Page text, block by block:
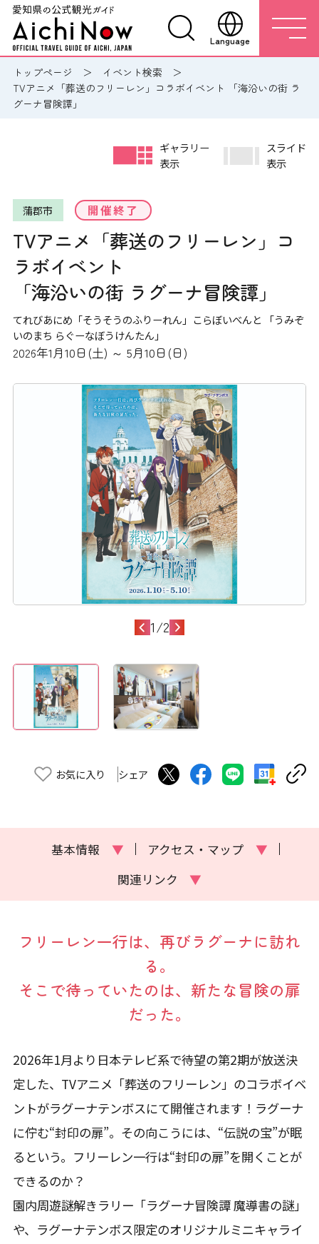
Language
トップページ
イベント検索
TVアニメ「葬送のフリーレン」コラボイベント 「海沿いの街 ラ
グーナ冒険譚」
蒲郡市 開催終了
TVアニメ「葬送のフリーレン」コ
ラボイベント
「海沿いの街 ラグーナ冒険譚」
てれびあにめ「そうそうのふりーれん」こらぼいべんと 「うみぞ
いのまち らぐーなぼうけんたん」
2026年1月10日(土) ～ 5月10日(日)
ギャラリー
表示
スライド
表示
1/2
お気に入り シェア
基本情報 ▼ アクセス・マップ
▼
関連リンク
▼
フリーレン一行は、再びラグーナに訪れ
る。
そこで待っていたのは、新たな冒険の扉
だった。
2026年1月より日本テレビ系で待望の第2期が放送決
定した、TVアニメ「葬送のフリーレン」のコラボイベ
ントがラグーナテンボスにて開催されます！ラグーナ
に佇む“封印の扉”。その向こうには、“伝説の宝”が眠
るという。フリーレン一行は“封印の扉”を開くことが
できるのか――？
園内周遊謎解きラリー「ラグーナ冒険譚 魔導書の謎」
や、ラグーナテンボス限定のオリジナルミニキャライ